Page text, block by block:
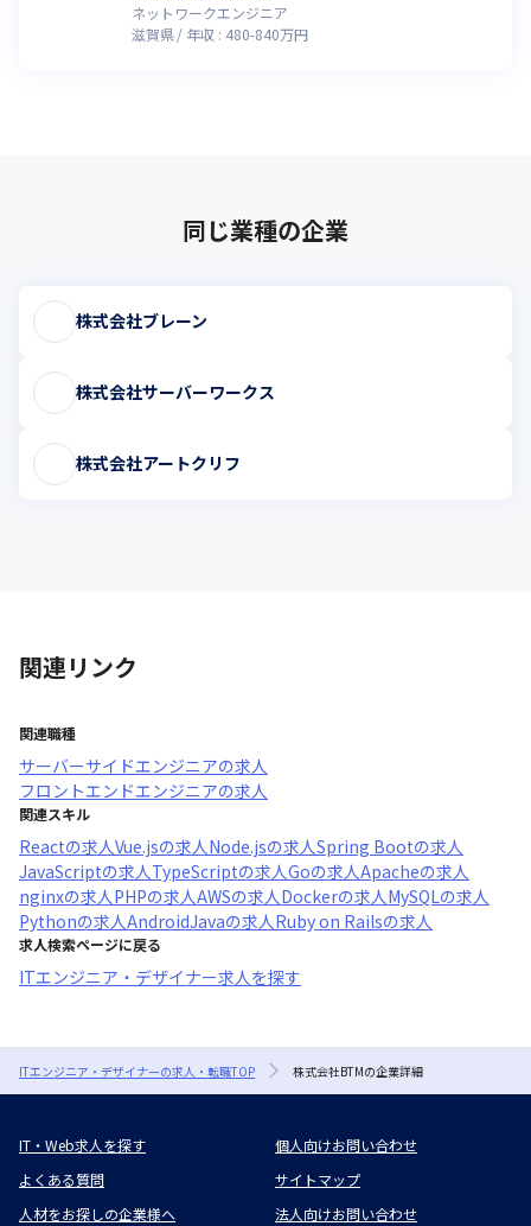
ネットワークエンジニア
滋賀県
年収 : 480-840万円
同じ業種の企業
株式会社ブレーン
株式会社サーバーワークス
株式会社アートクリフ
関連リンク
関連職種
サーバーサイドエンジニアの求人
フロントエンドエンジニアの求人
関連スキル
Reactの求人Vue.jsの求人 Node.jsの求人Spring Bootの求人
JavaScriptの求人 TypeScriptの求人Goの求人Apacheの求人
nginxの求人 PHPの求人AWSの求人 Dockerの求人 MySQLの求人
Pythonの求人AndroidJavaの求人 Ruby on Railsの求人
求人検索ページに戻る
ITエンジニア・デザイナー求人を探す
ITエンジニア・デザイナーの求人・転職TOP 株式会社BTMの企業詳細
IT・Web求人を探す
個人向けお問い合わせ
よくある質問
サイトマップ
人材をお探しの企業様へ
法人向けお問い合わせ